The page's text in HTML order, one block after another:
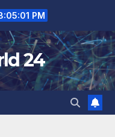
PM
24